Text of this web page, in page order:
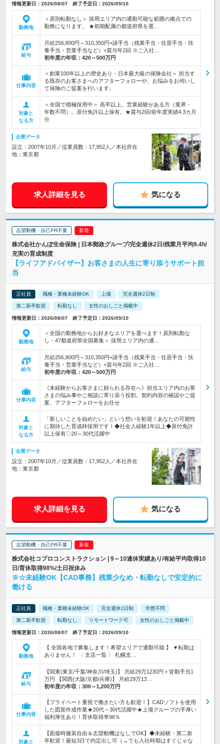
情報更新日：2026/08/07 終了予定日：2026/09/10
勤務地
＜原則転勤なし＞ 採用エリア内の通勤可能な範囲の拠点での
勤務になります。 ★初期配属の都道府県を選…
給与
月給256,800円～310,350円+諸手当（残業手当・住居手当・扶
養手当・営業手当など）+賞与年2回 ※ご入社…
初年度の年収： 420～500万円
仕事内容
＜創業100年以上の歴史あり・日本最大級の保険会社＞ 担当す
る既存のお客さまへのアフターフォローや、お悩みをお伺いし
て保険のご提案を行います。
対象と
なる方
＜全国で積極採用中＞ 高卒以上。営業経験がある方（業界・
年数不問）。原付免許以上保有。★賞与2回/前年度実績4.3カ月
分
企業データ
設立：2007年10月／従業員数：17,952人／本社所在
地：東京都
求人詳細を見る 気になる
志望動機・自己PR不要
株式会社かんぽ生命保険 | 日本郵政グループ/完全週休2日/残業月平均9.4h/
充実の育成制度
【ライフアドバイザー】お客さまの人生に寄り添うサポート担
当
正社員 職種・業種未経験OK 上場 完全週休2日制
第二新卒歓迎 転勤なし 女性のおしごと掲載中
情報更新日：2026/08/07 終了予定日：2026/09/10
勤務地
＜全国の勤務地からお好きなエリアを選べます！原則転勤な
し・47都道府県全国募集＞ 採用エリア内の通…
給与
月給256,800円～310,350円+諸手当（残業手当・住居手当・扶
養手当・営業手当など）+賞与年2回 ※ご入社…
初年度の年収： 420～500万円
仕事内容
《未経験からお客さまに頼られる存在へ》担当エリア内のお客
さまの悩み事やご相談に寄り添う役割。契約内容の確認やご提
案、アフターフォローをお任せ
対象と
なる方
「新しいことを始めたい」という想いを歓迎！あなたの可能性
に期待した育成枠採用です！◆社会人経験1年以上◆原付免許
以上保有◇20～30代活躍中
企業データ
設立：2007年10月／従業員数：17,952人／本社所在
地：東京都
求人詳細を見る 気になる
志望動機・自己PR不要
株式会社コプロコンストラクション | 9～10連休実績あり/有給平均取得10
日/育休取得98%/土日祝休み
※☆未経験OK【CAD事務】残業少なめ・転勤なしで安定的に
働ける
正社員 職種・業種未経験OK 完全週休2日制 学歴不問
第二新卒歓迎 転勤なし リモートワーク可 女性のおしごと掲載中
情報更新日：2026/08/07 終了予定日：2026/09/10
勤務地
【 全国各地で募集します！希望エリアで通勤可能 】 ▼転勤は
ありません！ 〈 支店一覧 〉 札幌支…
給与
【関東(東京/千葉/神奈川/埼玉)】 月給29万1230円＋皆勤手当1
万円 【関西(大阪/京都/兵庫)】 月給29万13…
初年度の年収： 300～1,200万円
仕事内容
【プライベート重視で働きたい方も歓迎！】CADソフトを使用
した図面作成作業★20代～30代活躍中★上場グループの手厚い
福利厚生あり！育休取得率98％
対象と
【面接時服装自由＆志望動機はなしでOK】◆未経験・第二新
卒歓迎！最短3日で内定出し可（→でも入社時期はすぐじゃな